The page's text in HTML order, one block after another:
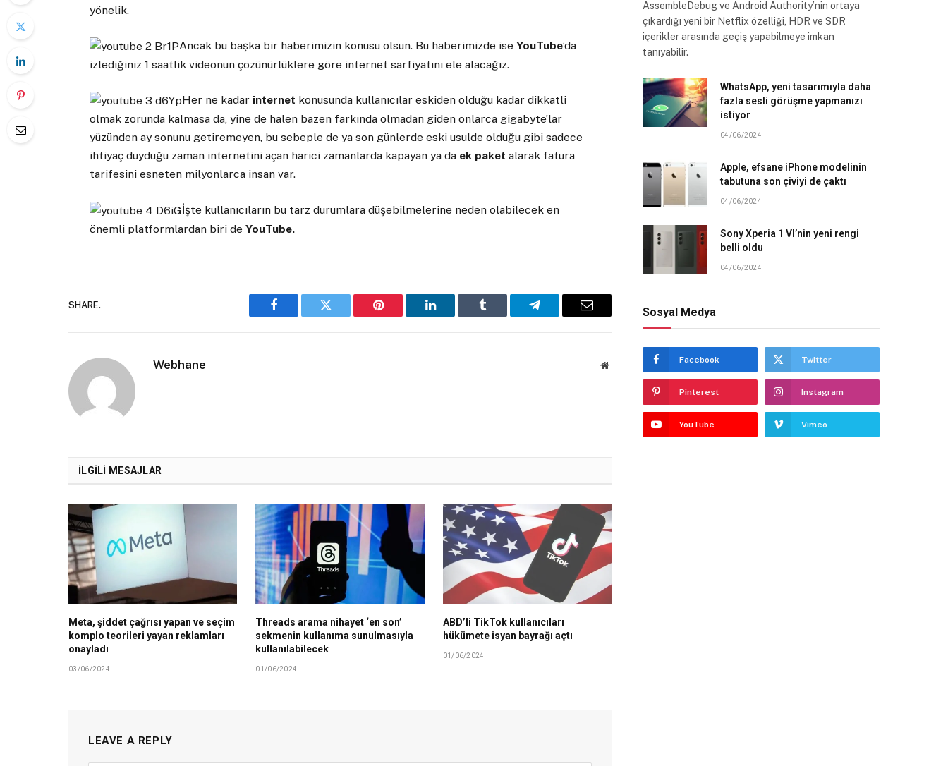
yönelik.
Ancak bu başka bir haberimizin konusu olsun. Bu haberimizde iseYouTube’da
izlediğiniz 1 saatlik videonun çözünürlüklere göre internet sarfiyatını ele alacağız.
Her ne kadar internet konusunda kullanıcılar eskiden olduğu kadar dikkatli
olmak zorunda kalmasa da, yine de halen bazen farkında olmadan giden onlarca gigabyte’lar
yüzünden ay sonunu getiremeyen, bu sebeple de ya son günlerde eski usulde olduğu gibi sadece
ihtiyaç duyduğu zaman internetini açan harici zamanlarda kapayan ya da ek paket alarak fatura
tarifesini esneten milyonlarca insan var.
İşte kullanıcıların bu tarz durumlara düşebilmelerine neden olabilecek en
önemli platformlardan biri deYouTube.
SHARE.
Facebook Twitter Pinterest LinkedIn Tumblr Telegram Email
Webhane Website
İLGILI MESAJLAR
Meta, şiddet çağrısı yapan ve seçim
komplo teorileri yayan reklamları
onayladı
03/06/2024
Threads arama nihayet ‘en son’
sekmenin kullanıma sunulmasıyla
kullanılabilecek
01/06/2024
ABD’li TikTok kullanıcıları
hükümete isyan bayrağı açtı
01/06/2024
LEAVE A REPLY
AssembleDebug ve Android Authority’nin ortaya
çıkardığı yeni bir Netflix özelliği, HDR ve SDR
içerikler arasında geçiş yapabilmeye imkan
tanıyabilir.
WhatsApp, yeni tasarımıyla daha
fazla sesli görüşme yapmanızı
istiyor
04/06/2024
Apple, efsane iPhone modelinin
tabutuna son çiviyi de çaktı
04/06/2024
Sony Xperia 1 VI’nin yeni rengi
belli oldu
04/06/2024
Sosyal Medya
Facebook Twitter
Pinterest Instagram
YouTube Vimeo